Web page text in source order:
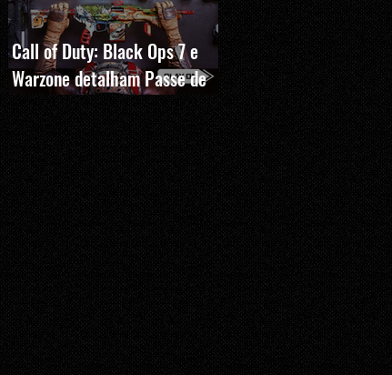
Call of Duty: Black Ops 7 e
Warzone detalham Passe de
Batalha, BlackCell e novas
recompensas da Temporada 5